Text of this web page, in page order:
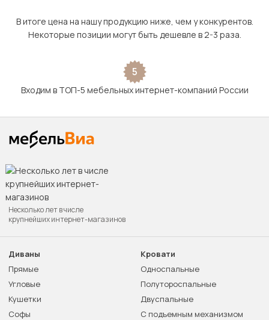
В итоге цена на нашу продукцию ниже, чем у конкурентов.
Некоторые позиции могут быть дешевле в 2-3 раза.
5
Входим в ТОП-5 мебельных интернет-компаний России
Несколько лет в числе
крупнейших интернет-магазинов
Диваны
Прямые
Угловые
Кушетки
Софы
Кровати
Односпальные
Полутороспальные
Двуспальные
С подъемным механизмом